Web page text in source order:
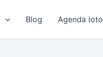
Blog Agenda loto